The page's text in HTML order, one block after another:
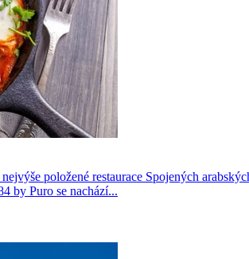
položené restaurace Spojených
by Puro se nachází...